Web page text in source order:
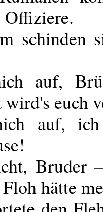
schinden
auf,
euch
auf,
Bruder
hätte